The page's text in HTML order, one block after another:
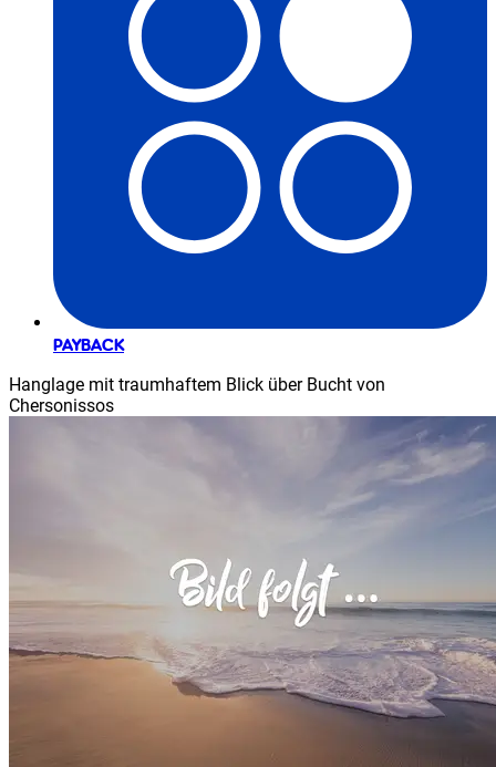
PAYBACK
Hanglage mit traumhaftem Blick über Bucht von
Chersonissos